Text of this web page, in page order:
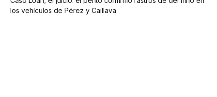
los vehículos de Pérez y Caillava